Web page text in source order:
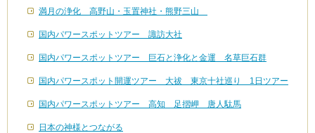
満月の浄化 高野山・玉置神社・熊野三山
国内パワースポットツアー 諏訪大社
国内パワースポットツアー 巨石と浄化と金運 名草巨石群
国内パワースポット開運ツアー 大祓 東京十社巡り 1日ツアー
国内パワースポットツアー 高知 足摺岬 唐人駄馬
日本の神様とつながる